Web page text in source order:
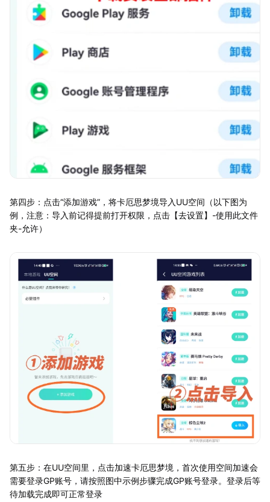
第四步：点击“添加游戏”，将卡厄思梦境导入UU空间（以下图为
例，注意：导入前记得提前打开权限，点击【去设置】-使用此文件
夹-允许）
第五步：在UU空间里，点击加速卡厄思梦境，首次使用空间加速会
需要登录GP账号，请按照图中示例步骤完成GP账号登录。登录后等
待加载完成即可正常登录